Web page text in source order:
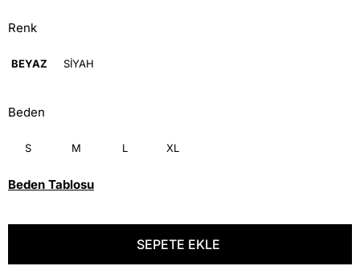
Renk
BEYAZ SİYAH
Beden
S M L XL
Beden Tablosu